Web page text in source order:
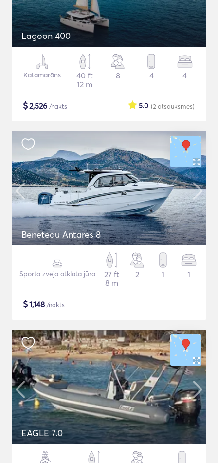
Lagoon 400
Katamarāns
40 ft
12 m
8 4 4
$2,526 /nakts (2 atsauksmes)
5.0
Beneteau Antares 8
Sporta zveja atklātā jūrā
27 ft
8 m
2 1 1
$1,148 /nakts
EAGLE 7.0